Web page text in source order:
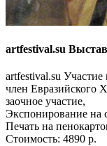
artfestival.su
artfestival.su
член Евразийского
заочное участие,
Экспонирование на
Печать на
Стоимость: 4890 р.